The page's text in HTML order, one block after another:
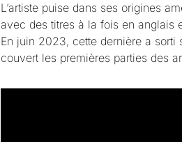
L’artiste puise dans ses origines
avec des titres à la fois en anglais
En juin 2023, cette dernière a sorti
couvert les premières parties des